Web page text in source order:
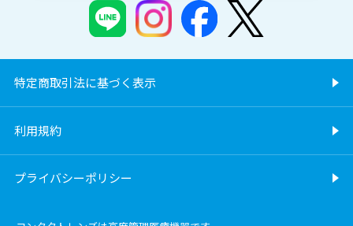
特定商取引法に基づく表示
利用規約
プライバシーポリシー